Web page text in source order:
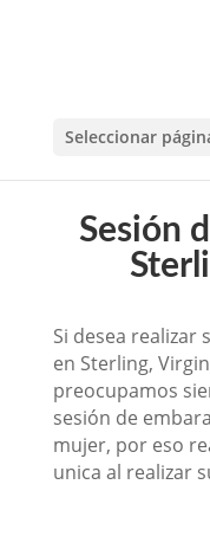
Seleccionar
Sesión
Si desea realizar
en Sterling,
preocupamos
sesión de
mujer, por eso
unica al realizar